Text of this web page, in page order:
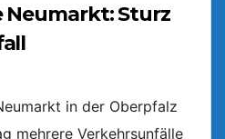
Sturz
in der Oberpfalz
mehrere Verkehrsunfälle